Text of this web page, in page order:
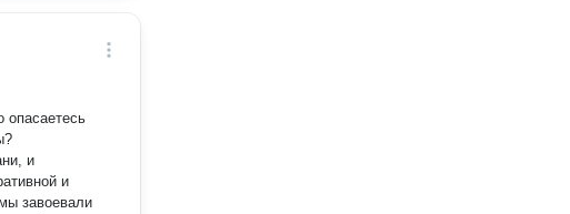
опасаетесь
и
и
завоевали